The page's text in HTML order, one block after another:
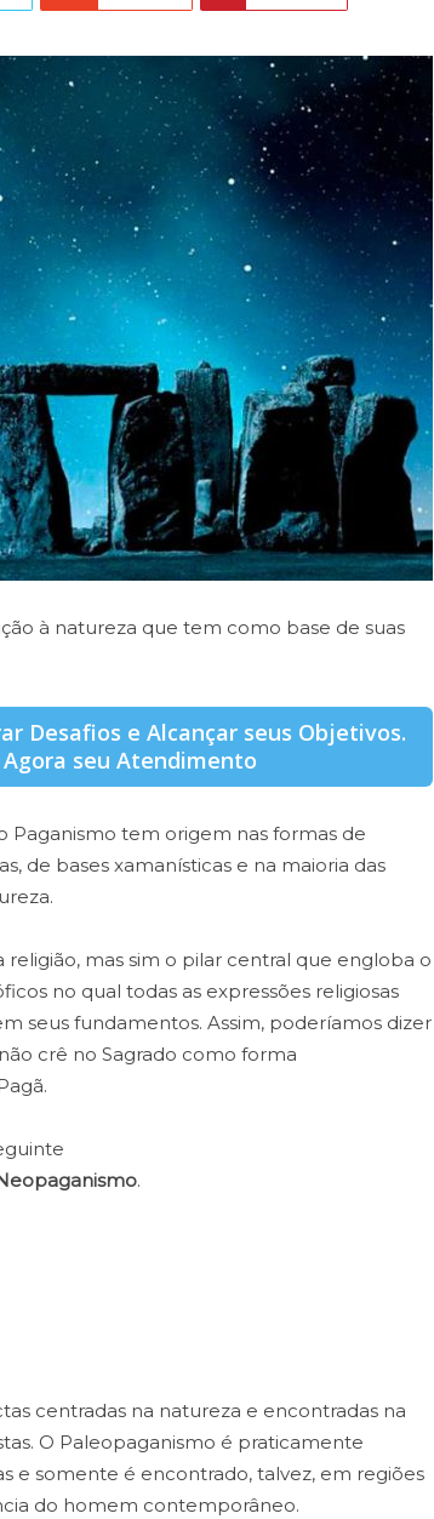
à natureza que tem como base de suas
Desafios e Alcançar seus Objetivos.
seu Atendimento
tem origem nas formas de
de bases xamanísticas e na maioria das
mas sim o pilar central que engloba o
no qual todas as expressões religiosas
seus fundamentos. Assim, poderíamos dizer
crê no Sagrado como forma
.
centradas na natureza e encontradas na
O Paleopaganismo é praticamente
e somente é encontrado, talvez, em regiões
do homem contemporâneo.